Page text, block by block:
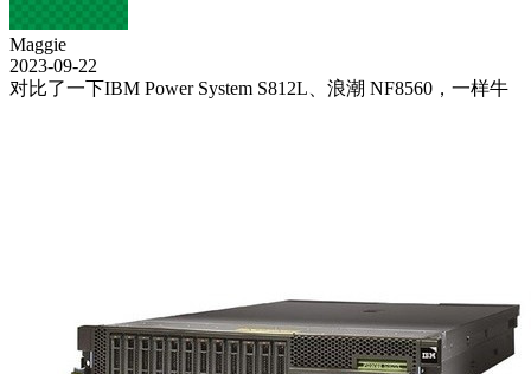
Maggie
2023-09-22
对比了一下IBM Power System S812L、浪潮 NF8560，一样牛